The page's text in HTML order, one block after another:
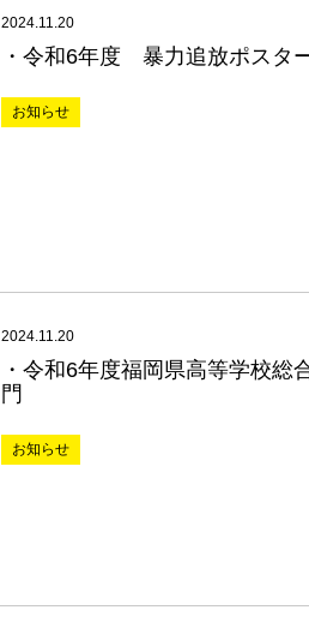
2024.11.20
・令和6年度 暴力追放ポスタ
お知らせ
2024.11.20
・令和6年度福岡県高等学校
門
お知らせ